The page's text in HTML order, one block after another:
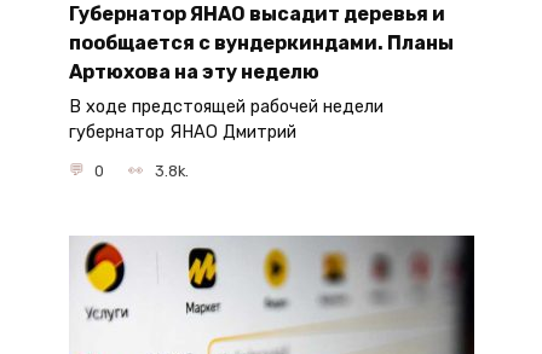
Губернатор ЯНАО высадит деревья и
пообщается с вундеркиндами. Планы
Артюхова на эту неделю
В ходе предстоящей рабочей недели
губернатор ЯНАО Дмитрий
0 3.8k.